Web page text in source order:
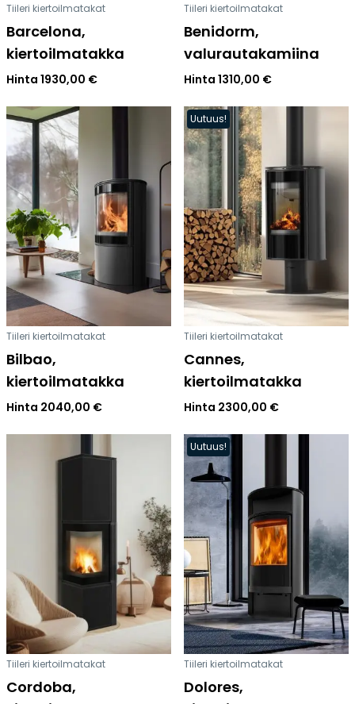
Tiileri kiertoilmatakat
Barcelona,
kiertoilmatakka
Hinta 1930,00 €
Tiileri kiertoilmatakat
Benidorm,
valurautakamiina
Hinta 1310,00 €
Tiileri kiertoilmatakat
Bilbao,
kiertoilmatakka
Hinta 2040,00 €
Uutuus!
Tiileri kiertoilmatakat
Cannes,
kiertoilmatakka
Hinta 2300,00 €
Tiileri kiertoilmatakat
Cordoba,
Uutuus!
Tiileri kiertoilmatakat
Dolores,